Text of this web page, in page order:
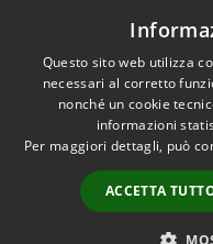
Privacy e protezione
Accessibilità
Questo sito web utilizza
necessari al corretto
nonché un cookie
informazioni
Per maggiori dettagli, può
ACCETTA